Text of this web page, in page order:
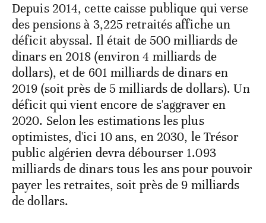
Depuis 2014, cette caisse publique qui verse
des pensions à 3,225 retraités affiche un
déficit abyssal. Il était de 500 milliards de
dinars en 2018 (environ 4 milliards de
dollars), et de 601 milliards de dinars en
2019 (soit près de 5 milliards de dollars). Un
déficit qui vient encore de s'aggraver en
2020. Selon les estimations les plus
optimistes, d'ici 10 ans, en 2030, le Trésor
public algérien devra débourser 1.093
milliards de dinars tous les ans pour pouvoir
payer les retraites, soit près de 9 milliards
de dollars.